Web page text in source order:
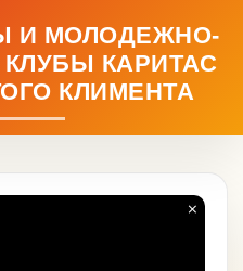
И МОЛОДЕЖНО-
КАРИТАС
КЛИМЕНТА